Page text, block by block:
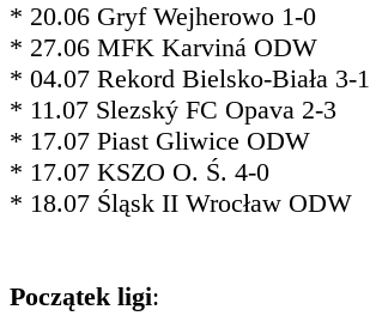
* 20.06 Gryf Wejherowo 1-0
* 27.06 MFK Karviná ODW
* 04.07 Rekord Bielsko-Biała 3-1
* 11.07 Slezský FC Opava 2-3
* 17.07 Piast Gliwice ODW
* 17.07 KSZO O. Ś. 4-0
* 18.07 Śląsk II Wrocław ODW
Początek ligi: